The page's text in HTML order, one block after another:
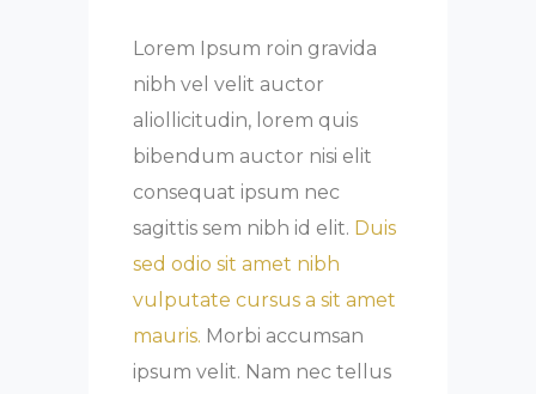
Lorem Ipsum roin gravida
nibh vel velit auctor
aliollicitudin, lorem quis
bibendum auctor nisi elit
consequat ipsum nec
sagittis sem nibh id elit. Duis
sed odio sit amet nibh
vulputate cursus a sit amet
mauris. Morbi accumsan
ipsum velit. Nam nec tellus